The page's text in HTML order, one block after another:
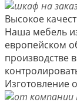
Высокое
Наша мебель
европейском
производстве
Изготовление